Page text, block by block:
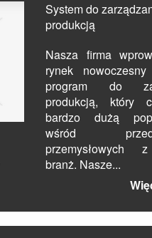
System do
produkcją
Nasza firma
rynek
program do
produkcją, który
bardzo dużą
wśród
przemysłowych
branż. Nasze...